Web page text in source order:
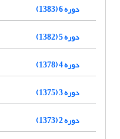
دوره 6 (1383)
دوره 5 (1382)
دوره 4 (1378)
دوره 3 (1375)
دوره 2 (1373)